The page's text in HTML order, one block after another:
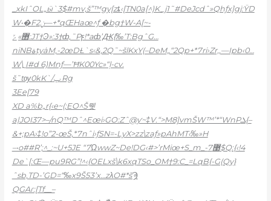
_xkIˆOL„ӹ`3$#mv,š”™gy[zȶ‹[TN0a[^)K_j1˜#DeJcdˆ»Qhƒx]gj:ŸD
W•�Fݧ2—+*qŒHaœ^ƒ �bg†W-A[~-
޻»ݻ:JT†Ͽ»:3†ȸ,˜Pϝ!*aȸ’Ԫ{‰’T:BgˆG…
niNBةtyȧM,-2œDȽ`s‹&,2Q˜~šlKxY(–DeM„“2Qp+*7ri›Zr‚‚—Ipb‹0…
W\˷I#d 6)Mnƒ—’ĦK00Yc»“ļ-cv.
š˜tѹ0kK`/ݐ Rg
3Ee[79
XD a%b„r{‹e~(;EO^Š뭿
a|JOI37>–/nQ™Dˆ^Eœi›GO:Zˆ@ƴ~‡V.“>M8]vmŠW™’*“WnPܠ{–
&+;pA›‡!o”2-œŠ,*7nˆi›ƒSN=-LyX>zz\zaƒ»pAhMT‹‰»H
–•o##R’;^_:~U+5JE “7ΏwwZ~De!DG‹#>’rMiœ+S_m_-޹7$Q:{‹!4
De`[:Œ—pu9RG”!^‹{OELxš\k6xqTSo_OM†9:C_=LqB{-G(Qy}
ˆsb,TD-’GD=“‰x9Š5Ʒ’x…zλO#*šϠ
QGAɾ:[Tf__–